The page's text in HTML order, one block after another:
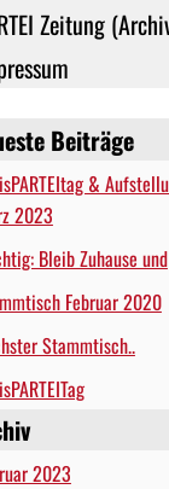
Zeitung
Beiträge
&
2023
Bleib Zuhause und
Februar 2020
Stammtisch..
2023